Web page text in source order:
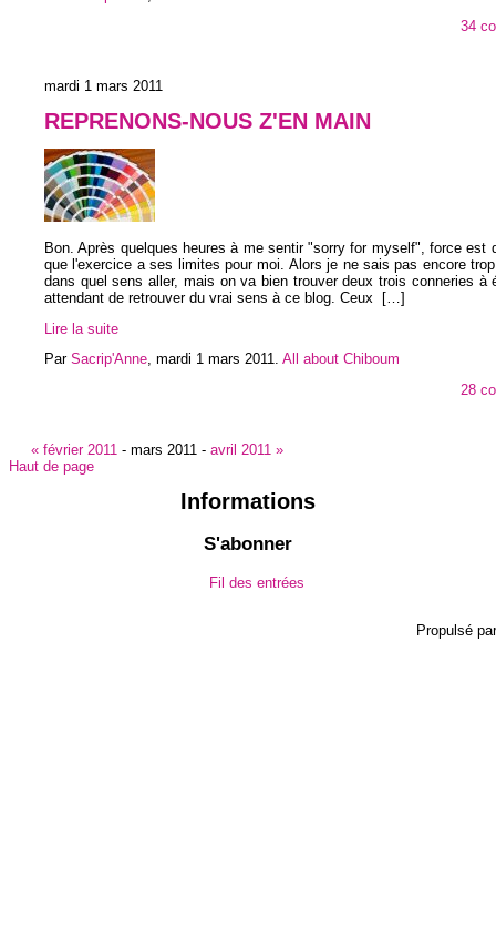
34
mardi 1 mars 2011
REPRENONS-NOUS Z'EN MAIN
Bon. Après quelques heures à me sentir "sorry for myself", force est
que l'exercice a ses limites pour moi. Alors je ne sais pas encore
dans quel sens aller, mais on va bien trouver deux trois conneries à
attendant de retrouver du vrai sens à ce blog. Ceux
[…]
Lire la suite
Par Sacrip'Anne, mardi 1 mars 2011. All about Chiboum
28
« février 2011 - mars 2011 - avril 2011 »
Haut de page
Informations
S'abonner
Fil des entrées
Propulsé